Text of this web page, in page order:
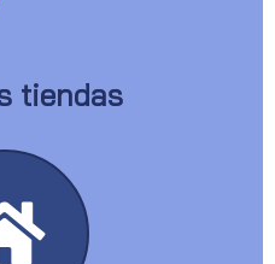
tiendas